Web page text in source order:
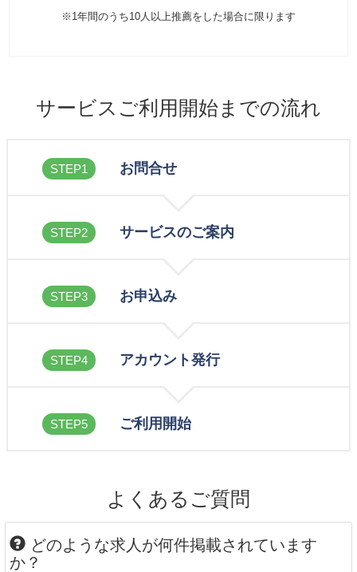
※1年間のうち10人以上推薦をした場合に限ります
サービスご利用開始までの流れ
STEP1 お問合せ
STEP2 サービスのご案内
STEP3 お申込み
STEP4 アカウント発行
STEP5 ご利用開始
よくあるご質問
どのような求人が何件掲載されています
か？